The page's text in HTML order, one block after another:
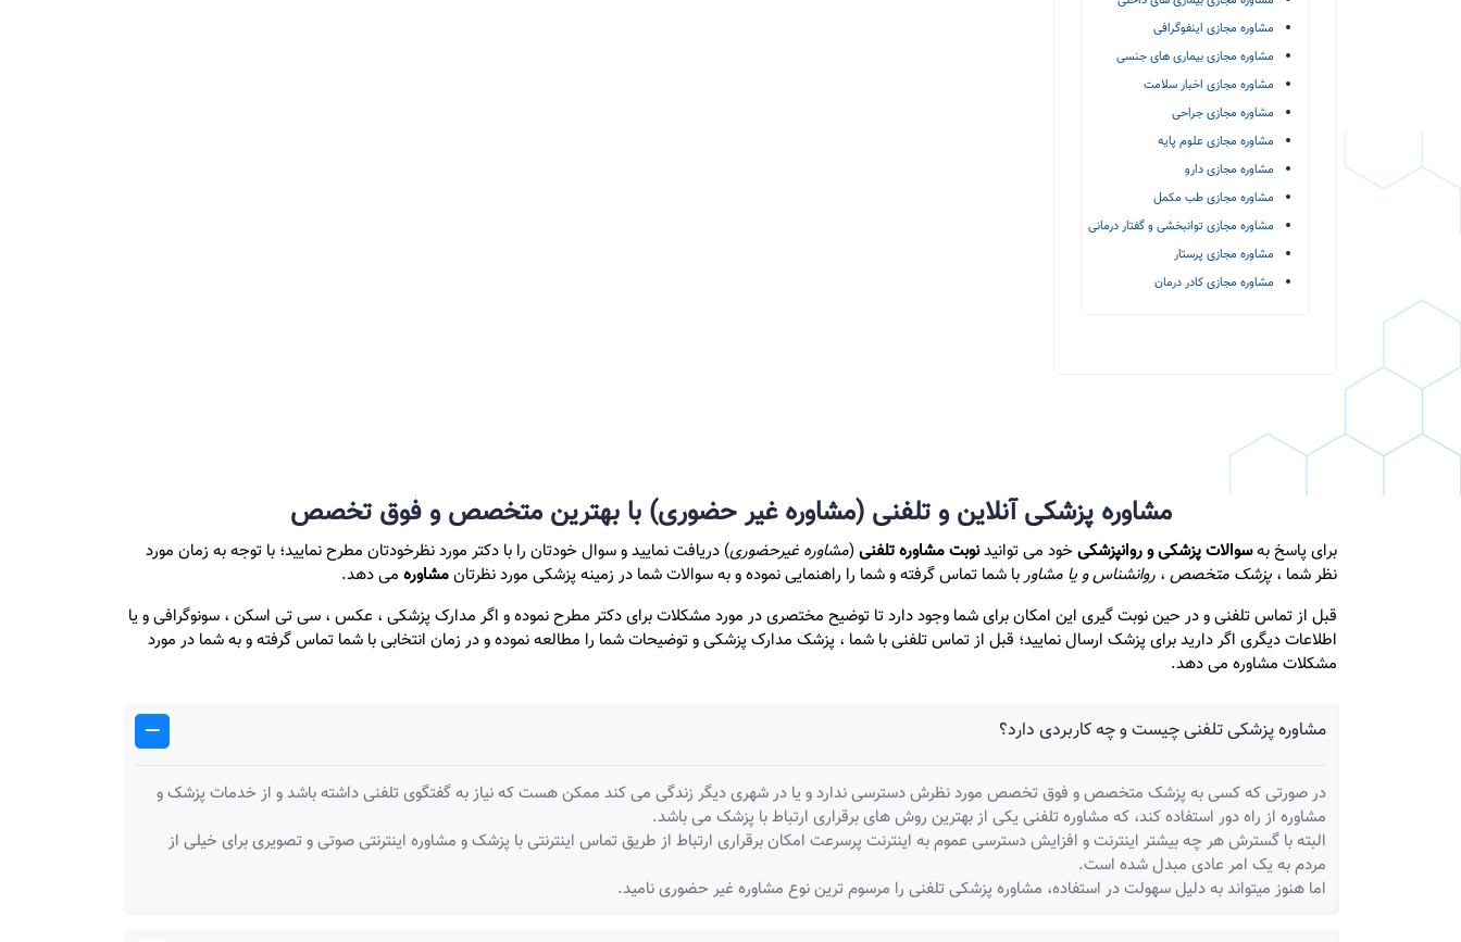
مشاوره مجازی اینفوگرافی
مشاوره مجازی بیماری های جنسی
مشاوره مجازی اخبار سلامت
مشاوره مجازی جراحی
مشاوره مجازی علوم پایه
مشاوره مجازی دارو
مشاوره مجازی طب مکمل
مشاوره مجازی توانبخشی و گفتار درمانی
مشاوره مجازی پرستار
مشاوره مجازی کادر درمان
مشاوره پزشکی آنلاین و تلفنی (مشاوره غیر حضوری) با بهترین متخصص و فوق تخصص
برای پاسخ بهسوالات پزشکی و روانپزشکیخود می توانیدنوبت مشاوره تلفنی(مشاوره غیرحضوری) دریافت نمایید و سوال خودتان را با دکتر مورد نظرخودتان مطرح نمایید؛ با توجه به زمان مورد
نظر شما ، پزشک متخصص ، روانشناس و یا مشاوربا شما تماس گرفته و شما را راهنمایی نموده و به سوالات شما در زمینه پزشکی مورد نظرتانمشاوره می دهد.
قبل از تماس تلفنی و در حین نوبت گیری این امکان برای شما وجود دارد تا توضیح مختصری در مورد مشکلات برای دکتر مطرح نموده و اگر مدارک پزشکی ، عکس ، سی تی اسکن ، سونوگرافی و یا
اطلاعات دیگری اگر دارید برای پزشک ارسال نمایید؛ قبل از تماس تلفنی با شما ، پزشک مدارک پزشکی و توضیحات شما را مطالعه نموده و در زمان انتخابی با شما تماس گرفته و به شما در مورد
مشکلات مشاوره می دهد.
مشاوره پزشکی تلفنی چیست و چه کاربردی دارد؟
در صورتی که کسی به پزشک متخصص و فوق تخصص مورد نظرش دسترسی ندارد و یا در شهری دیگر زندگی می کند ممکن هست که نیاز به گفتگوی تلفنی داشته باشد و از خدمات پزشک و
مشاوره از راه دور استفاده کند، که مشاوره تلفنی یکی از بهترین روش های برقراری ارتباط با پزشک می باشد.
البته با گسترش هر چه بیشتر اینترنت و افزایش دسترسی عموم به اینترنت پرسرعت امکان برقراری ارتباط از طریق تماس اینترنتی با پزشک و مشاوره اینترنتی صوتی و تصویری برای خیلی از
مردم به یک امر عادی مبدل شده است.
اما هنوز میتواند به دلیل سهولت در استفاده، مشاوره پزشکی تلفنی را مرسوم ترین نوع مشاوره غیر حضوری نامید.